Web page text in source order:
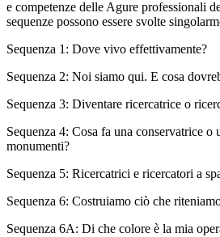
e competenze delle Agure professionali
sequenze possono essere svolte
Sequenza 1: Dove vivo effettivamente?
Sequenza 2: Noi siamo qui. E cosa
Sequenza 3: Diventare ricercatrice o
Sequenza 4: Cosa fa una conservatrice o
monumenti?
Sequenza 5: Ricercatrici e ricercatori a
Sequenza 6: Costruiamo ciò che
Sequenza 6A: Di che colore è la mia